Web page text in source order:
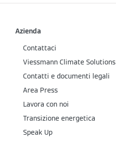
Azienda
Contattaci
Viessmann Climate Solutions
Contatti e documenti legali
Area Press
Lavora con noi
Transizione energetica
Speak Up